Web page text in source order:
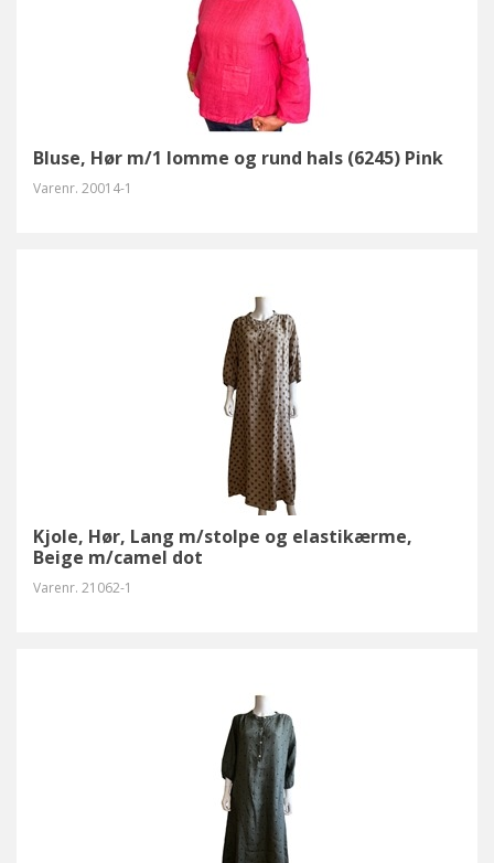
Bluse, Hør m/1 lomme og rund hals (6245) Pink
Varenr. 20014-1
Kjole, Hør, Lang m/stolpe og elastikærme,
Beige m/camel dot
Varenr. 21062-1